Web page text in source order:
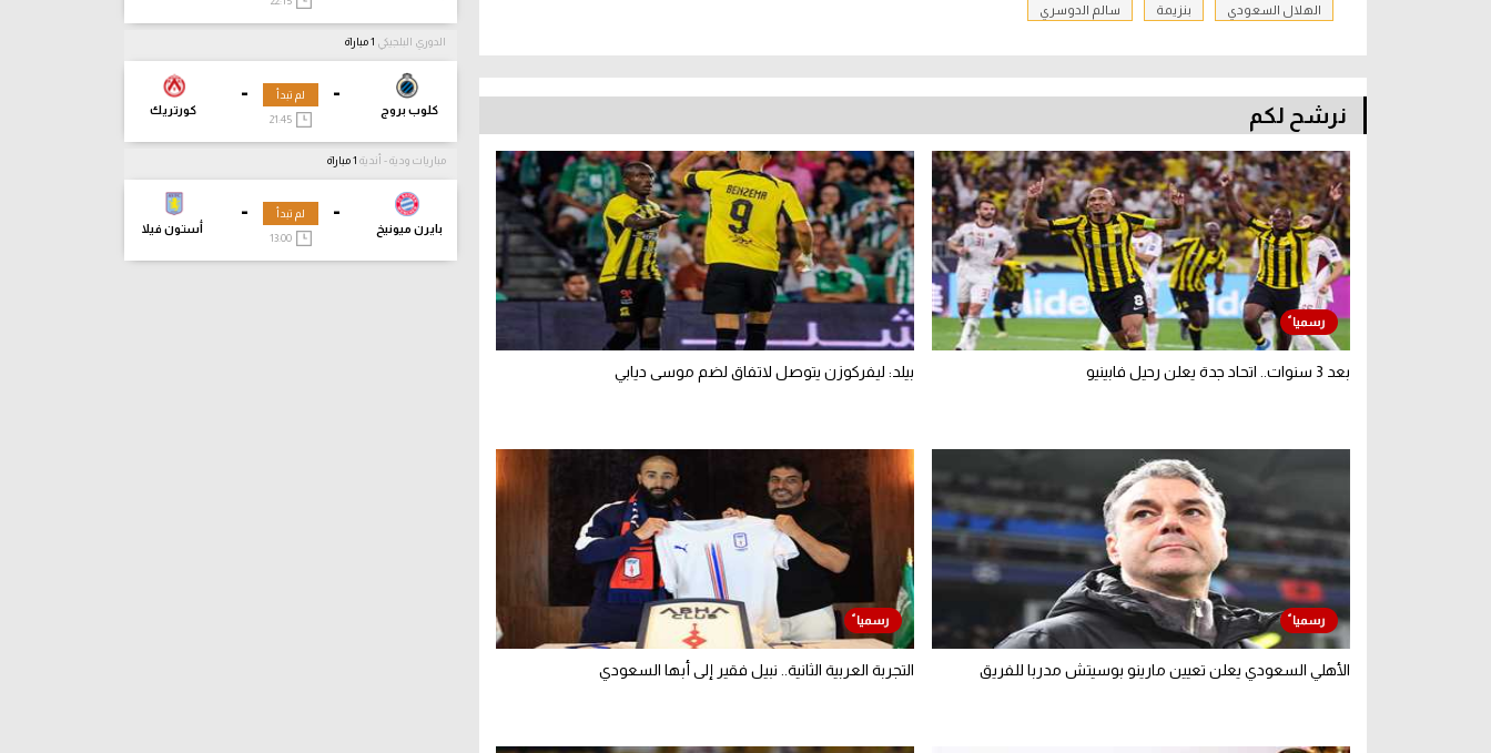
الهلال السعودي بنزيمة سالم الدوسري
نرشح لكم
بعد 3 سنوات.. اتحاد جدة يعلن رحيل فابينيو بيلد: ليفركوزن يتوصل لاتفاق لضم موسى ديابي
الأهلي السعودي يعلن تعيين مارينو بوسيتش مدربا للفريق التجربة العربية الثانية.. نبيل فقير إلى أبها السعودي
الدوري البلجيكي
-
كلوب بروج
-
كورتريك
لم تبدأ
مباريات ودية - أندية
-
بايرن ميونيخ
-
أستون فيلا
لم تبدأ